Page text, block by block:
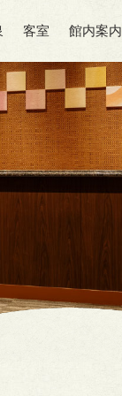
客室 館内案内